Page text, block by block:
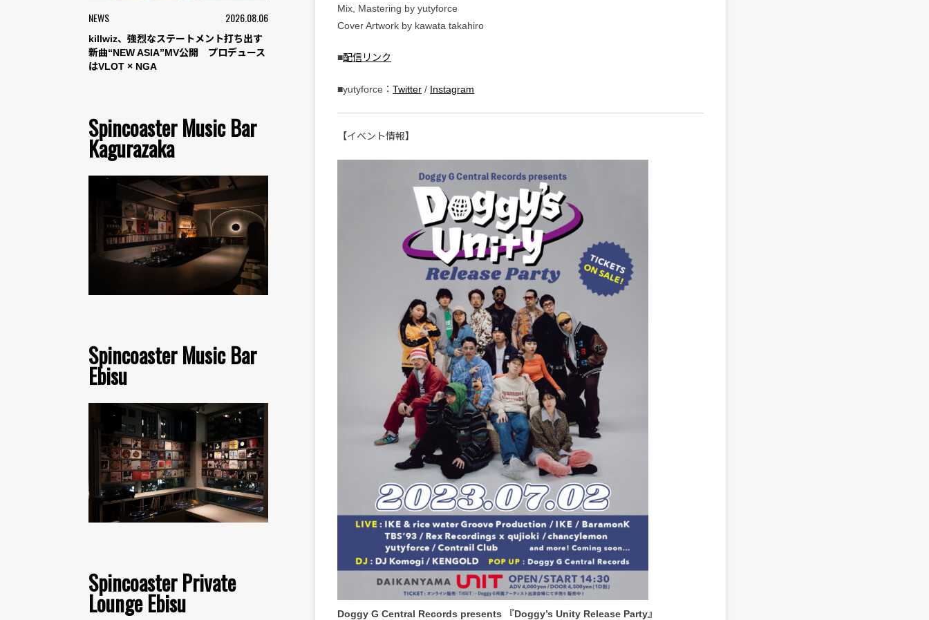
NEWS 2026.08.06
killwiz、強烈なステートメント打ち出す
新曲“NEW ASIA”MV公開 プロデュース
はVLOT × NGA
Spincoaster Music Bar
Kagurazaka
Spincoaster Music Bar
Ebisu
Spincoaster Private
Lounge Ebisu
Mix, Mastering by yutyforce
Cover Artwork by kawata takahiro
■配信リンク
■yutyforce： Twitter / Instagram
【イベント情報】
Doggy G Central Records presents 『Doggy’s Unity Release Party』